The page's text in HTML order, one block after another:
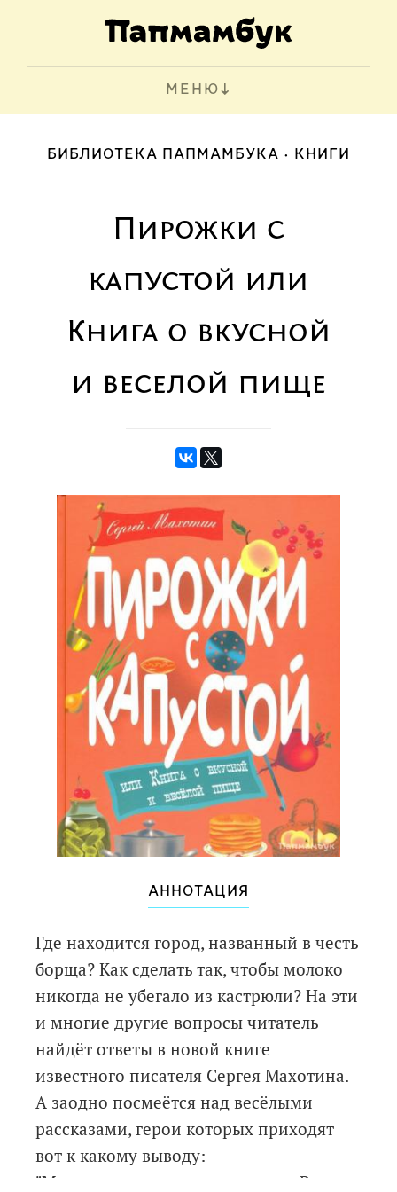
МЕНЮ
БИБЛИОТЕКА ПАПМАМБУКА КНИГИ
Пирожки с
капустой или
Книга о вкусной
и веселой пище
АННОТАЦИЯ
Где находится город, названный в честь
борща? Как сделать так, чтобы молоко
никогда не убегало из кастрюли? На эти
и многие другие вопросы читатель
найдёт ответы в новой книге
известного писателя Сергея Махотина.
А заодно посмеётся над весёлыми
рассказами, герои которых приходят
вот к какому выводу:
"Мы просыпаемся и завтракаем. В